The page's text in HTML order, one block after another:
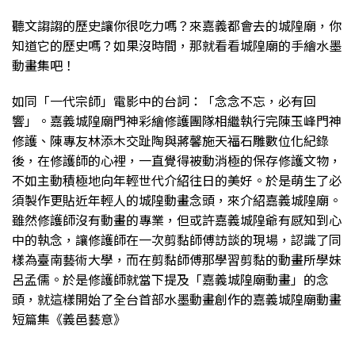
聽文謅謅的歷史讓你很吃力嗎？來嘉義都會去的城隍廟，你
知道它的歷史嗎？如果沒時間，那就看看城隍廟的手繪水墨
動畫集吧！
如同「一代宗師」電影中的台詞：「念念不忘，必有回
響」。嘉義城隍廟門神彩繪修護團隊相繼執行完陳玉峰門神
修護、陳專友林添木交趾陶與蔣馨施天福石雕數位化紀錄
後，在修護師的心裡，一直覺得被動消極的保存修護文物，
不如主動積極地向年輕世代介紹往日的美好。於是萌生了必
須製作更貼近年輕人的城隍動畫念頭，來介紹嘉義城隍廟。
雖然修護師沒有動畫的專業，但或許嘉義城隍爺有感知到心
中的執念，讓修護師在一次剪黏師傅訪談的現場，認識了同
樣為臺南藝術大學，而在剪黏師傅那學習剪黏的動畫所學妹
呂孟儒。於是修護師就當下提及「嘉義城隍廟動畫」的念
頭，就這樣開始了全台首部水墨動畫創作的嘉義城隍廟動畫
短篇集《義邑藝意》